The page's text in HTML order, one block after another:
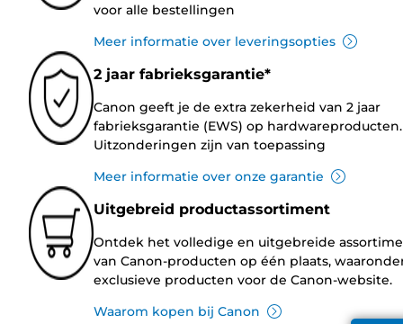
voor alle bestellingen
Meer informatie over leveringsopties
2 jaar fabrieksgarantie*
Canon geeft je de extra zekerheid van 2 jaar
fabrieksgarantie (EWS) op hardwareproducten.
Uitzonderingen zijn van toepassing
Meer informatie over onze garantie
Uitgebreid productassortiment
Ontdek het volledige en uitgebreide
van Canon-producten op één plaats,
exclusieve producten voor de Canon-website.
Waarom kopen bij Canon